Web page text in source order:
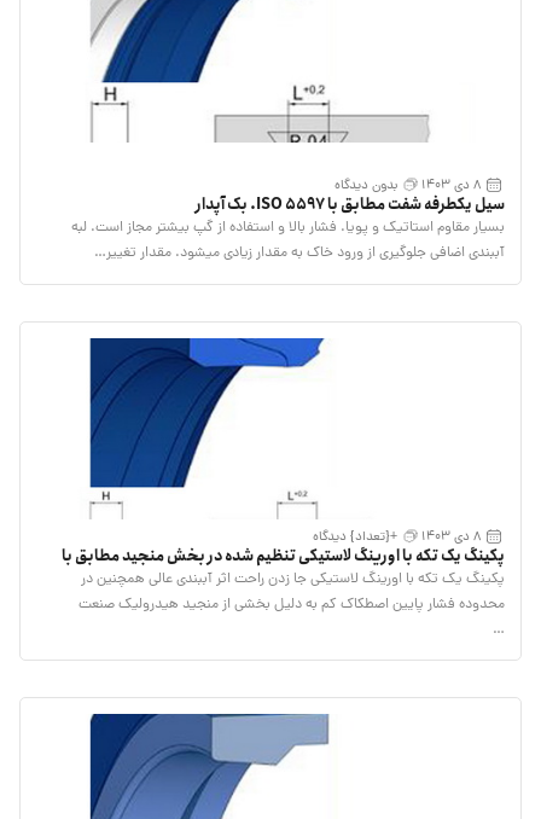
8 دی 1403 بدون دیدگاه
سیل یکطرفه شفت مطابق با ISO 5597. بک آپدار
بسیار مقاوم استاتیک و پویا. فشار بالا و استفاده از گپ بیشتر مجاز است. لبه
آببندی اضافی جلوگیری از ورود خاک به مقدار زیادی میشود. مقدار تغییر…
8 دی 1403 +{تعداد} دیدگاه
پکینگ یک تکه با اورینگ لاستیکی تنظیم شده در بخش منجید مطابق با
ISO 5597.
پکینگ یک تکه با اورینگ لاستیکی جا زدن راحت اثر آببندی عالی همچنین در
محدوده فشار پایین اصطکاک کم به دلیل بخشی از منجید هیدرولیک صنعت
…